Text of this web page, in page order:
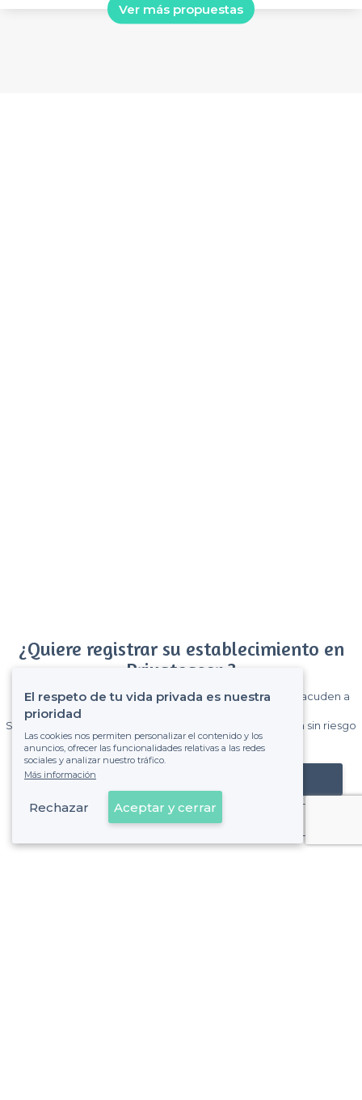
Ver más propuestas
¿Quiere registrar su establecimiento en
Privateaser ?
Gane muchos clientes entre el millón de visitantes que acuden a
Sin comisiones y sin compromiso, pagas una cantidad fija sin riesgo
de ver la factura.
Registrar mi establecimiento
Ya es cliente
El respeto de tu vida privada es nuestra
prioridad
Las cookies nos permiten personalizar el contenido y los
anuncios, ofrecer las funcionalidades relativas a las redes
sociales y analizar nuestro tráfico.
Más información
Rechazar Aceptar y cerrar